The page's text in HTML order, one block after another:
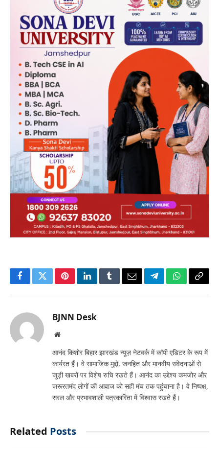
FacebookTwitterPinterestLinkedInTumblrEmailTelegramWhatsApp
Copy
BJNN Desk
Website
आनंद किशोर बिहार झारखंड न्यूज़ नेटवर्क में कॉपी एडिटर के रूप में
कार्यरत हैं। वे सामाजिक मुद्दों, जनहित और मानवीय संवेदनाओं से
जुड़ी खबरों पर विशेष रुचि रखते हैं। आनंद का उद्देश्य कमजोर और
जरूरतमंद लोगों की आवाज को सही मंच तक पहुंचाना है। वे निष्पक्ष,
सरल और प्रभावशाली पत्रकारिता में विश्वास रखते हैं।
Related Posts